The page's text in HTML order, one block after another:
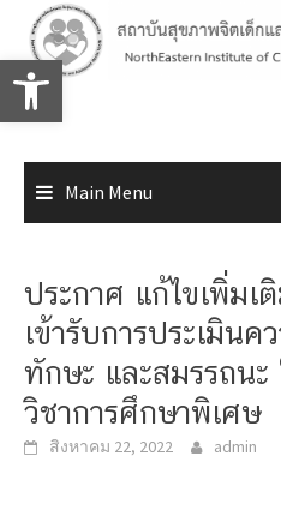
Open toolbar
content
Main Menu
ประกาศ แก้ไขเพิ่มเ
เข้ารับการประเมินค
ทักษะ และสมรรถน
วิชาการศึกษาพิเศษ
สิงหาคม 22, 2022 admin